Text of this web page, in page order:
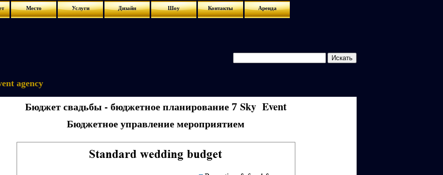
Место Услуги Дизайн Шоу Контакты Аренда
agency
Бюджет свадьбы - бюджетное планирование 7 Sky Event
Бюджетное управление мероприятием